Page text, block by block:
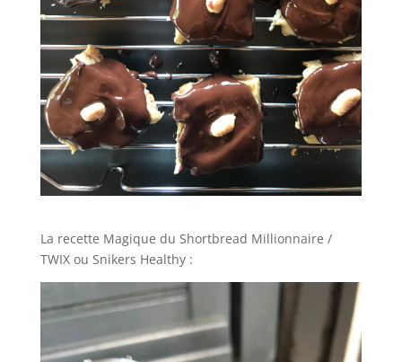
La recette Magique du Shortbread Millionnaire /
TWIX ou Snikers Healthy :